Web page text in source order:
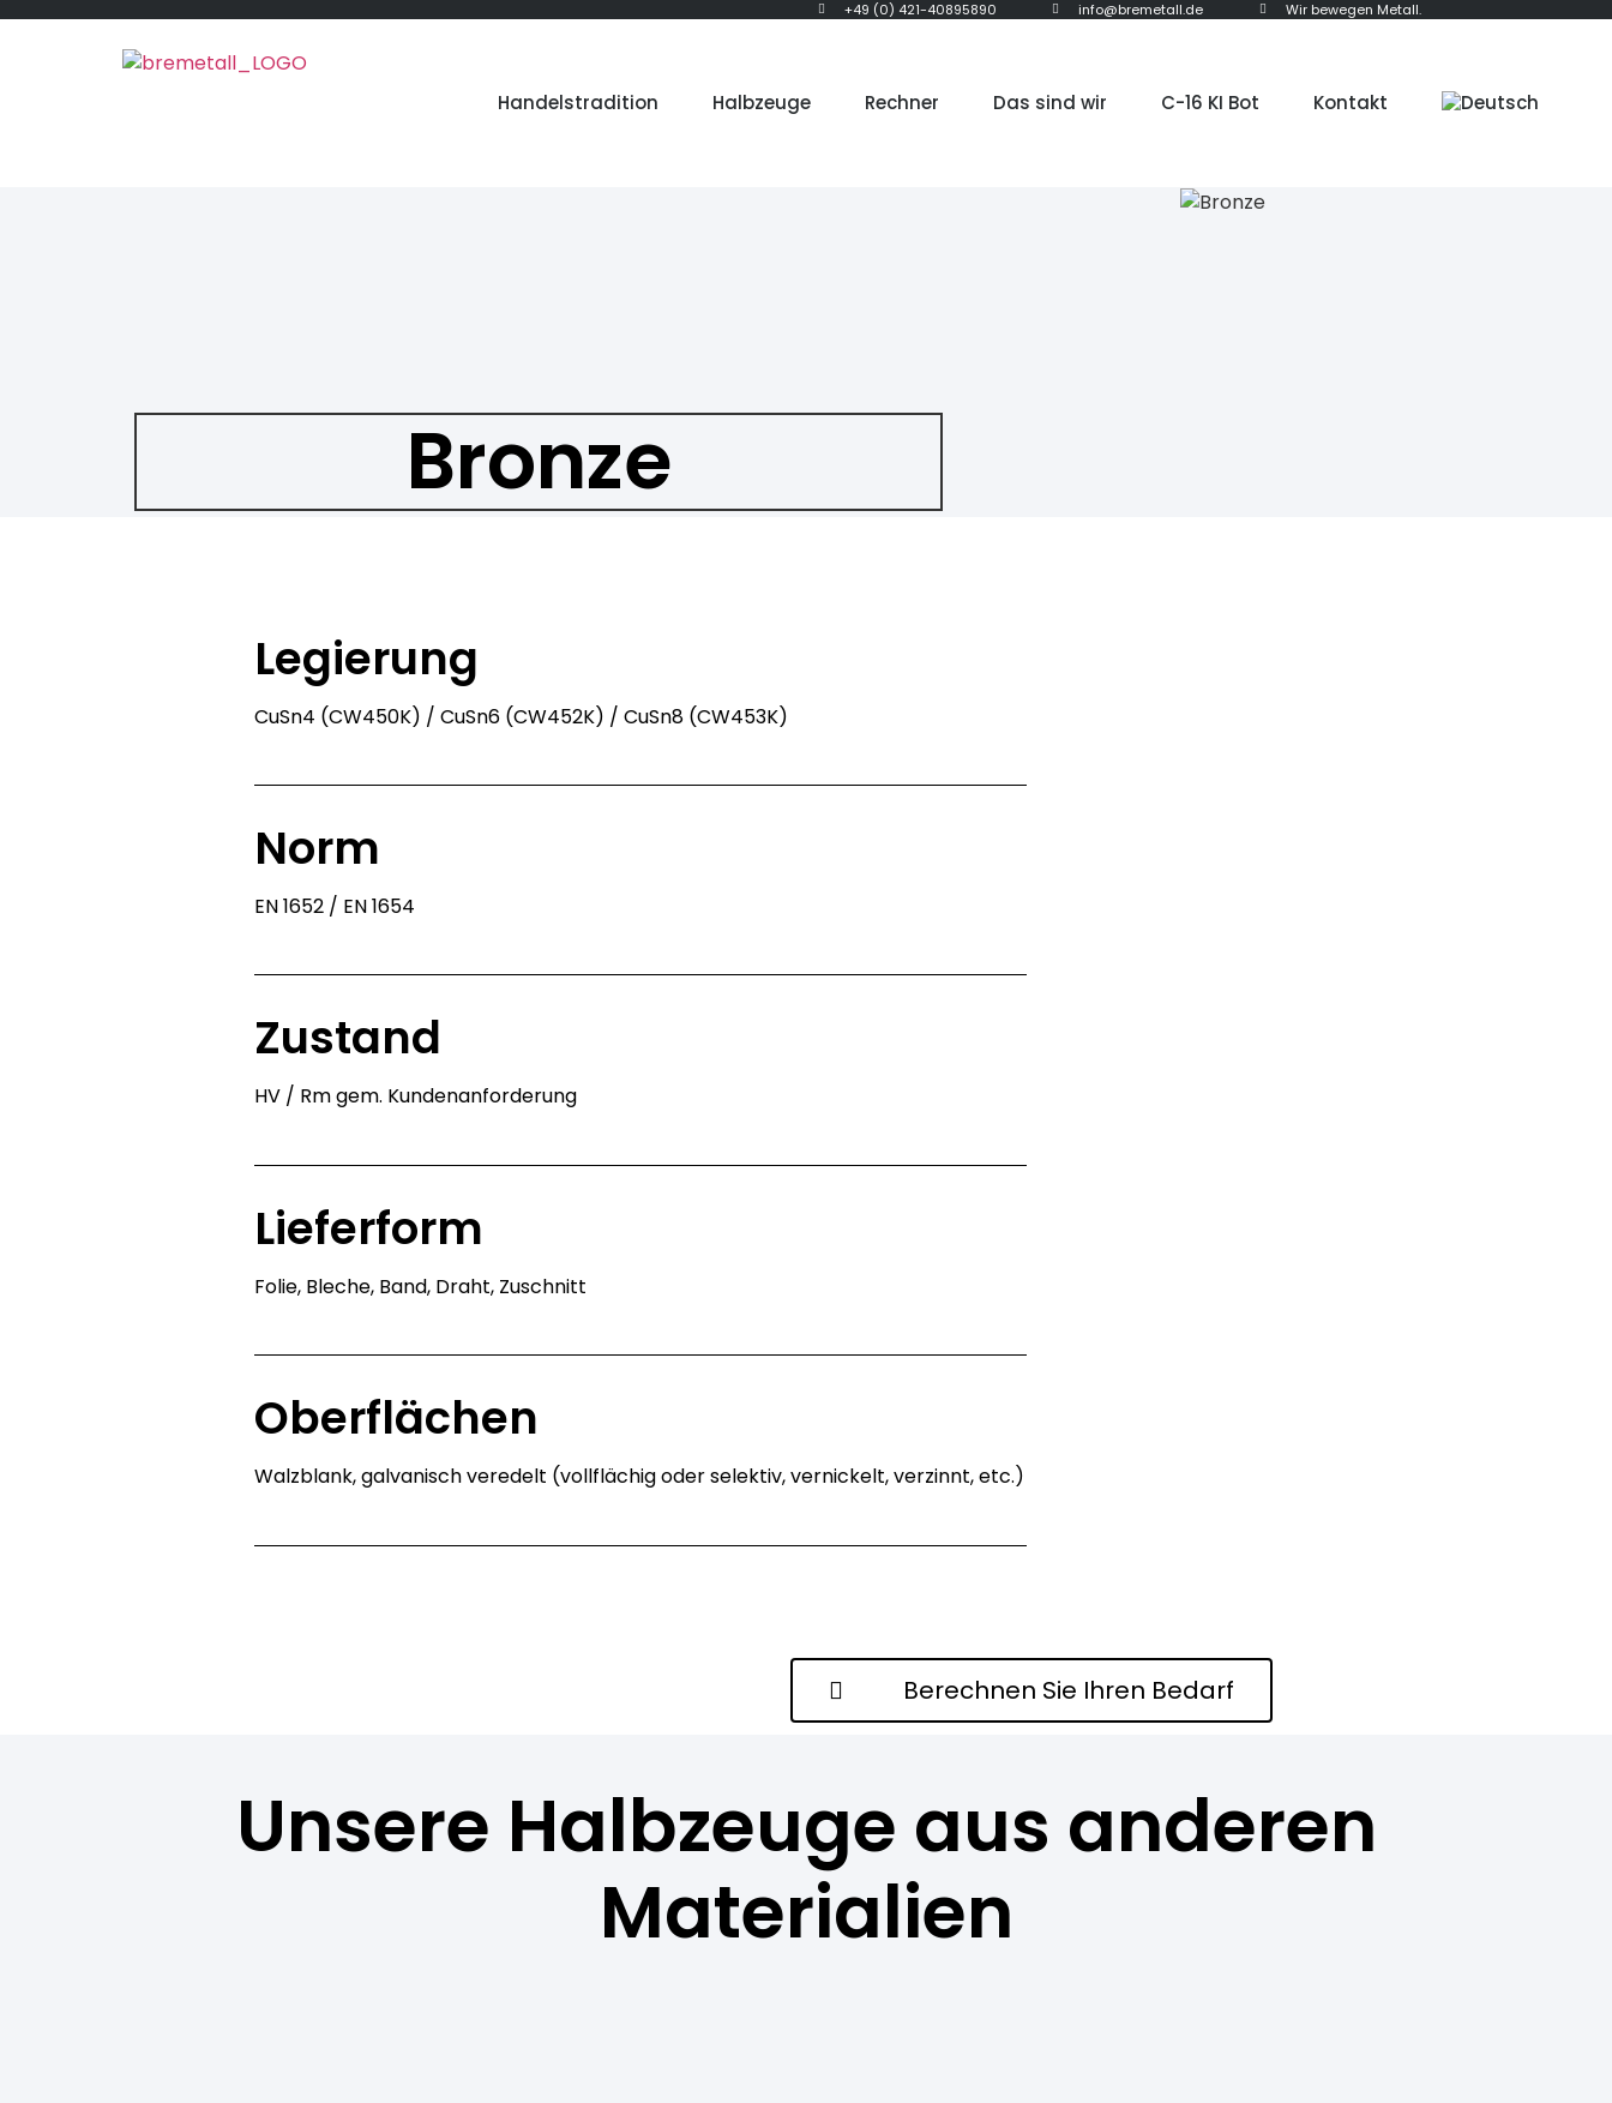
+49 (0) 421-40895890 info@bremetall.de Wir bewegen Metall.
Handelstradition Halbzeuge Rechner Das sind wir C-16 KI Bot Kontakt
Bronze
Legierung
CuSn4 (CW450K) / CuSn6 (CW452K) / CuSn8 (CW453K)
Norm
EN 1652 / EN 1654
Zustand
HV / Rm gem. Kundenanforderung
Lieferform
Folie, Bleche, Band, Draht, Zuschnitt
Oberflächen
Walzblank, galvanisch veredelt (vollflächig oder selektiv, vernickelt, verzinnt, etc.)
Berechnen Sie Ihren Bedarf
Unsere Halbzeuge aus anderen
Materialien